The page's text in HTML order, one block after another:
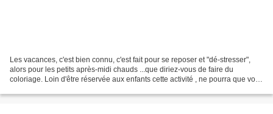
Les vacances, c'est bien connu, c'est fait pour se reposer et "dé-stresser",
alors pour les petits après-midi chauds ...que diriez-vous de faire du
coloriage. Loin d'être réservée aux enfants cette activité , ne pourra que vous